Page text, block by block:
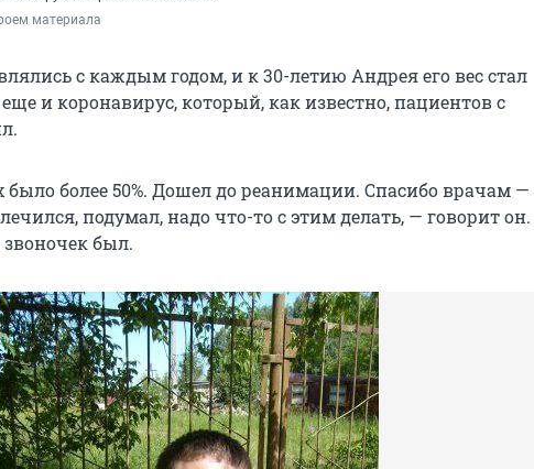
материала
с каждым годом, и к 30-летию Андрея его вес стал
и коронавирус, который, как известно, пациентов с
более 50%. Дошел до реанимации. Спасибо врачам —
подумал, надо что-то с этим делать, — говорит он.
был.